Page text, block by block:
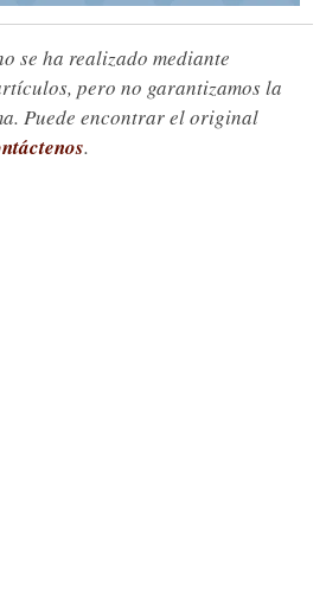
se ha realizado mediante
pero no garantizamos la
Puede encontrar el original
.